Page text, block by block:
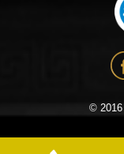
© 2016